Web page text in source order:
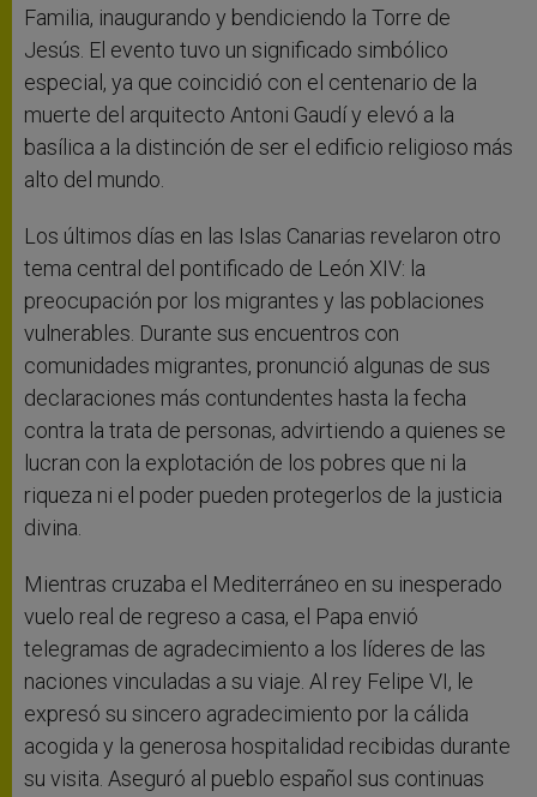
Familia, inaugurando y bendiciendo la Torre de
Jesús. El evento tuvo un significado simbólico
especial, ya que coincidió con el centenario de la
muerte del arquitecto Antoni Gaudí y elevó a la
basílica a la distinción de ser el edificio religioso más
alto del mundo.
Los últimos días en las Islas Canarias revelaron otro
tema central del pontificado de León XIV: la
preocupación por los migrantes y las poblaciones
vulnerables. Durante sus encuentros con
comunidades migrantes, pronunció algunas de sus
declaraciones más contundentes hasta la fecha
contra la trata de personas, advirtiendo a quienes se
lucran con la explotación de los pobres que ni la
riqueza ni el poder pueden protegerlos de la justicia
divina.
Mientras cruzaba el Mediterráneo en su inesperado
vuelo real de regreso a casa, el Papa envió
telegramas de agradecimiento a los líderes de las
naciones vinculadas a su viaje. Al rey Felipe VI, le
expresó su sincero agradecimiento por la cálida
acogida y la generosa hospitalidad recibidas durante
su visita. Aseguró al pueblo español sus continuas